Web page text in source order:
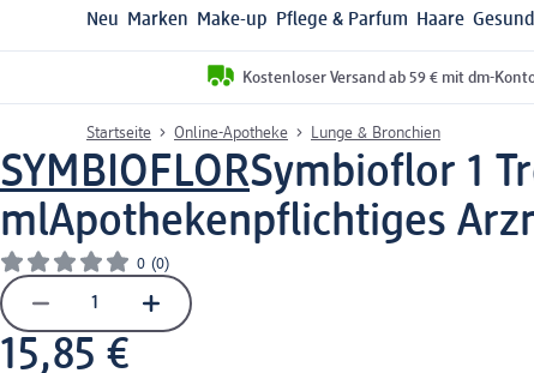
Neu Marken Make-up Pflege & Parfum Haare
Kostenloser Versand ab 59 € mit dm-
Startseite Online-Apotheke Lunge & Bronchien
SYMBIOFLORSymbioflor 1
mlApothekenpflichtiges
0 (0)
15,85 €